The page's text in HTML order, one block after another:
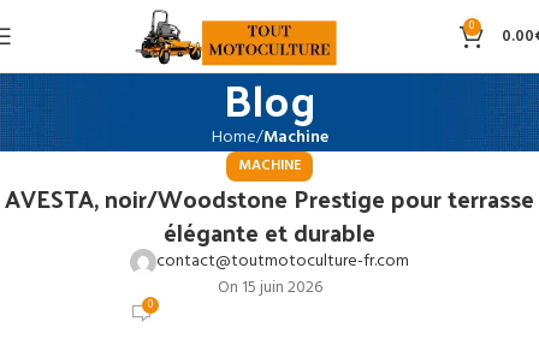
0 0.00
Blog
Home Machine
MACHINE
AVESTA, noir/Woodstone Prestige pour terrasse
élégante et durable
contact@toutmotoculture-fr.com
On 15 juin 2026
0